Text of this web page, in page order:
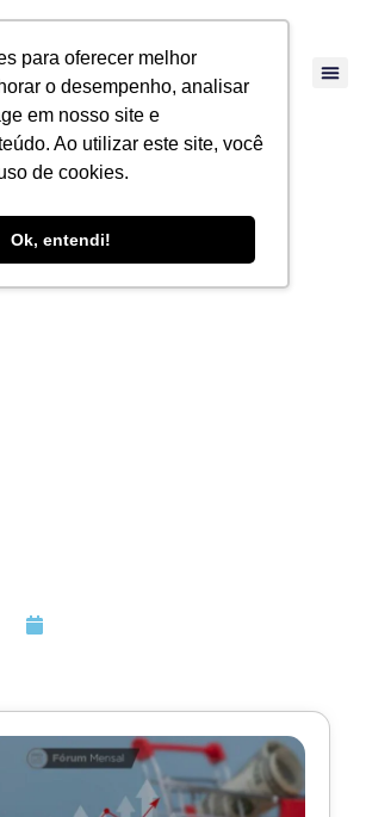
para oferecer melhor
o desempenho, analisar
em nosso site e
Ao utilizar este site, você
de cookies.
Ok, entendi!